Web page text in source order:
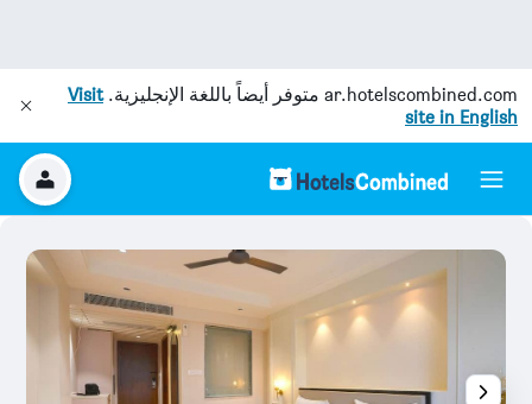
ar.hotelscombined.com متوفر أيضاً باللغة الإنجليزية.Visit
site in English